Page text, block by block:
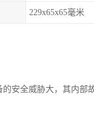
229x65x65毫米
安全威胁大，其内部